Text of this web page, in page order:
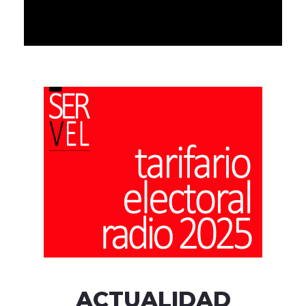
ACTUALIDAD